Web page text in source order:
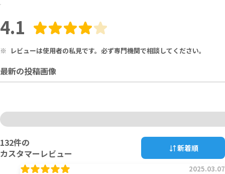
4.1
※ レビューは使用者の私見です。必ず専門機関で相談してください。
最新の投稿画像
132件の
カスタマーレビュー
新着順
2025.03.07